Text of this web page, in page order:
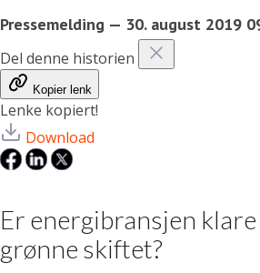
Pressemelding — 30. august 2019
Del denne historien
Kopier lenk
Lenke kopiert!
Download
Er energibransjen
grønne skiftet?